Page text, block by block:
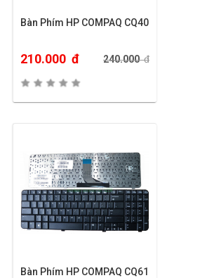
Bàn Phím HP COMPAQ CQ40
210.000 đ 240.000đ
Bàn Phím HP COMPAQ CQ61